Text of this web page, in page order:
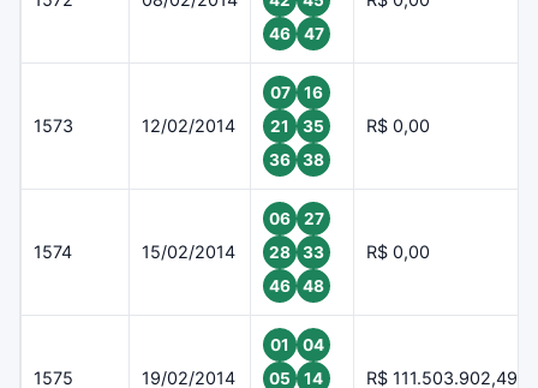
46
47
1573 12/02/2014
07
16
21
35
36
38
R$ 0,00
1574 15/02/2014
06
27
28
33
46
48
R$ 0,00
1575 19/02/2014
01
04
05
14 R$ 111.503.902,49